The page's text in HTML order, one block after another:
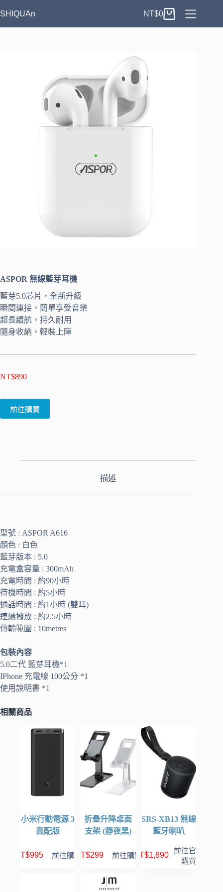
至
主
SHIQUAn NT$0
ASPOR 無線藍芽耳機
藍芽5.0芯片，全新升級
瞬間連接，簡單享受音樂
超長續航，持久耐用
隨身收納，輕裝上陣
NT$890
前往購買
描述
型號 : ASPOR A616
顏色 : 白色
藍芽版本 : 5.0
充電盒容量 : 300mAh
充電時間 : 約90小時
待機時間 : 約5小時
通話時間 : 約1小時 (雙耳)
連續撥放 : 約2.5小時
傳輸範圍 : 10metres
包裝內容
5.0二代 藍芽耳機*1
IPhone 充電線 100公分 *1
使用說明書 *1
相關商品
小米行動電源 3
高配版
NT$995 前往購買
折疊升降桌面
支架 (靜夜黑)
NT$299 前往購買
SRS-XB13 無線
藍牙喇叭
NT$1,890
前往官網
購買